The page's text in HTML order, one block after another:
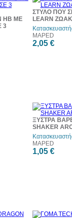
HB ΜΕ
3
ΣΤΥΛΟ ΠΟΥ
LEARN
MAPED
2,05 €
ΞΥΣΤΡΑ
SHAKER
MAPED
1,05 €